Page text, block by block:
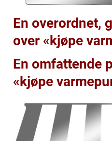
En overordnet,
over «kjøpe
En omfattende
«kjøpe